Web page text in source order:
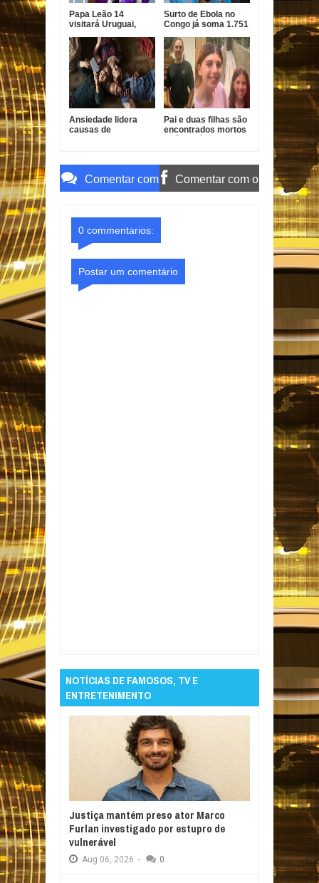
Papa Leão 14
visitará Uruguai,
novembro
Surto de Ebola no
Congo já soma 1.751
Ansiedade lidera
causas de
Pai e duas filhas são
encontrados mortos
Comentar com Comentar com o
0 commentarios:
Postar um comentário
NOTÍCIAS DE FAMOSOS, TV E
ENTRETENIMENTO
Justiça mantém preso ator Marco
Furlan investigado por estupro de
vulnerável
Aug 06, 2026 - 0